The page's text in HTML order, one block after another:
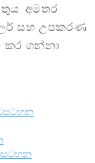
අමතර
සහ උපකරණ
කර ගන්නා